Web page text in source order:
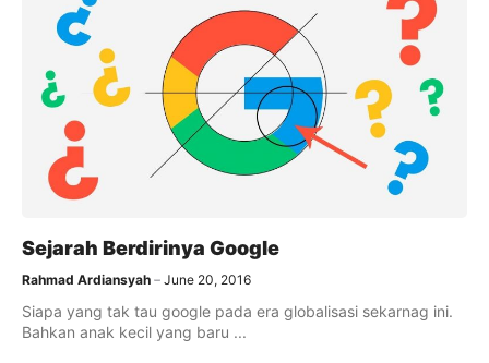
Sejarah Berdirinya Google
Rahmad Ardiansyah June 20, 2016
Siapa yang tak tau google pada era globalisasi sekarnag ini.
Bahkan anak kecil yang baru ...